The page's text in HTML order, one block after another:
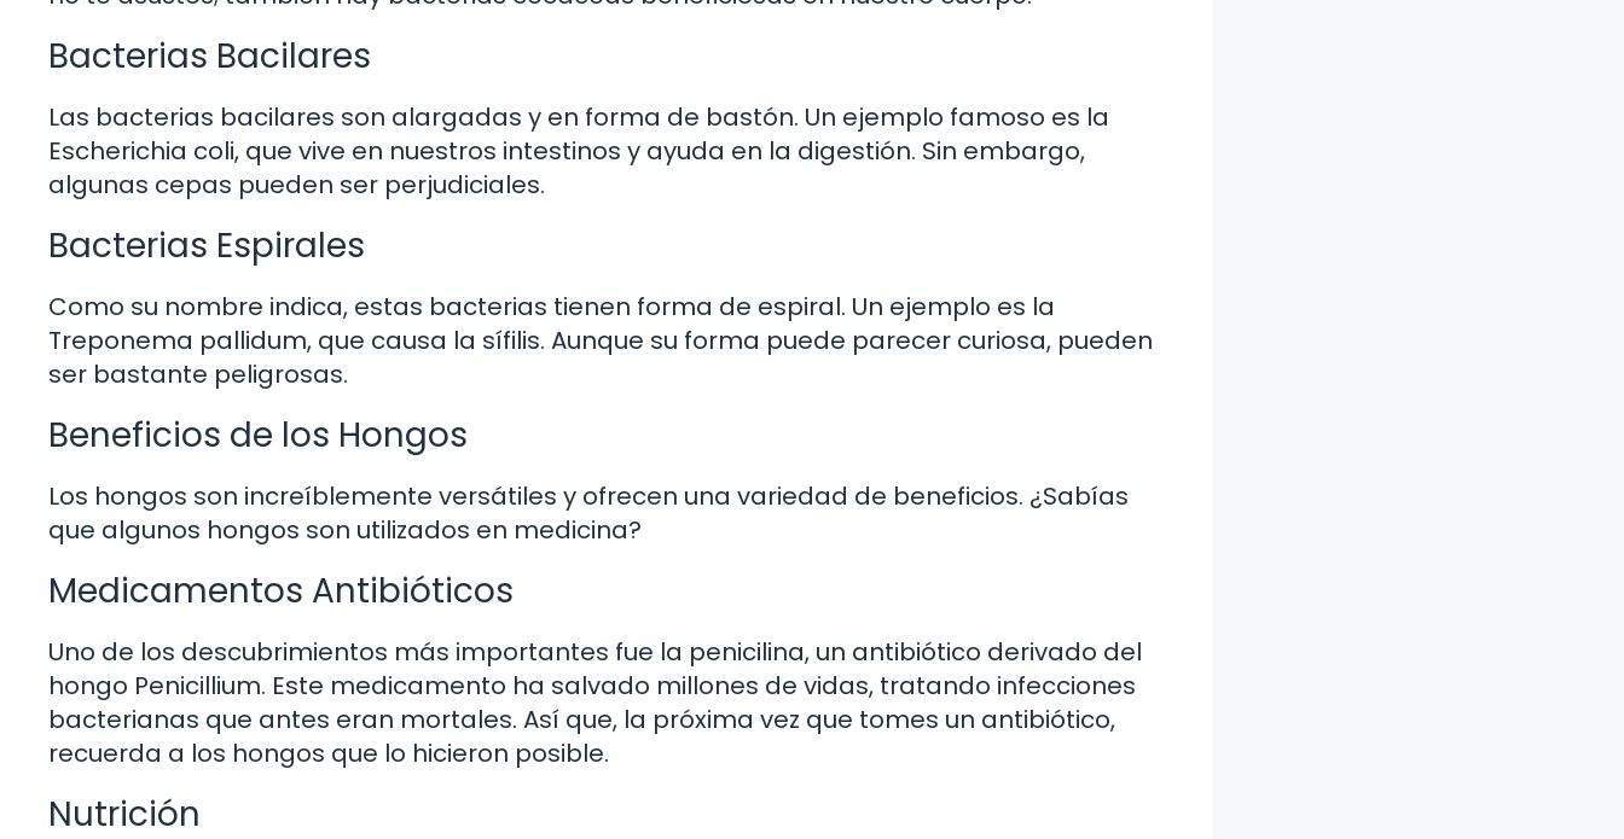
Bacterias Bacilares
Las bacterias bacilares son alargadas y en forma de bastón. Un ejemplo famoso es la
Escherichia coli, que vive en nuestros intestinos y ayuda en la digestión. Sin embargo,
algunas cepas pueden ser perjudiciales.
Bacterias Espirales
Como su nombre indica, estas bacterias tienen forma de espiral. Un ejemplo es la
Treponema pallidum, que causa la sífilis. Aunque su forma puede parecer curiosa, pueden
ser bastante peligrosas.
Beneficios de los Hongos
Los hongos son increíblemente versátiles y ofrecen una variedad de beneficios. ¿Sabías
que algunos hongos son utilizados en medicina?
Medicamentos Antibióticos
Uno de los descubrimientos más importantes fue la penicilina, un antibiótico derivado del
hongo Penicillium. Este medicamento ha salvado millones de vidas, tratando infecciones
bacterianas que antes eran mortales. Así que, la próxima vez que tomes un antibiótico,
recuerda a los hongos que lo hicieron posible.
Nutrición